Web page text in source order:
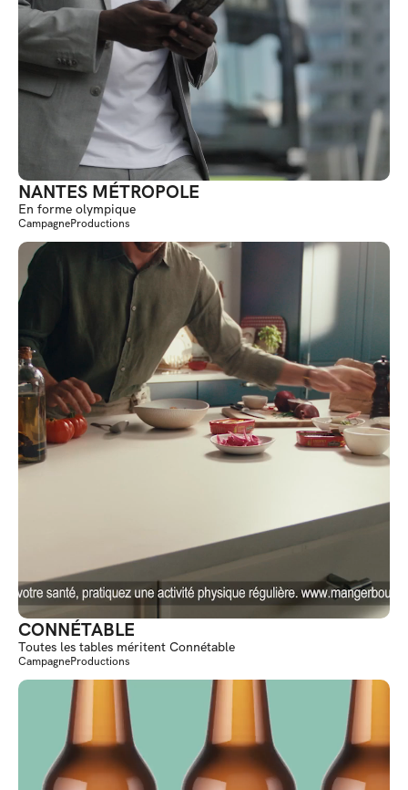
NANTES MÉTROPOLE
En forme olympique
CampagneProductions
CONNÉTABLE
Toutes les tables méritent Connétable
CampagneProductions